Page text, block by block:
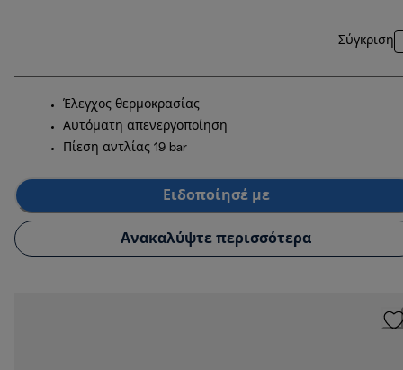
Σύγκριση
Έλεγχος θερμοκρασίας
Αυτόματη απενεργοποίηση
Πίεση αντλίας 19 bar
Ειδοποίησέ με
Ανακαλύψτε περισσότερα